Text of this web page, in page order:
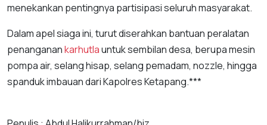
menekankan pentingnya partisipasi seluruh masyarakat.
Dalam apel siaga ini, turut diserahkan bantuan peralatan
penanganankarhutlauntuk sembilan desa, berupa mesin
pompa air, selang hisap, selang pemadam, nozzle, hingga
spanduk imbauan dari Kapolres Ketapang.***